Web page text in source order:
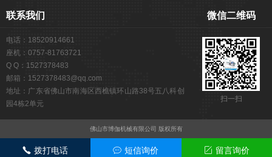
联系我们
电话：18520914661
座机：0757-81763721
Q Q：1527378483
邮箱：1527378483@qq.com
地址：广东省佛山市南海区西樵镇环山路38号五八科创
园4栋2单元
微信二维码
扫一扫
佛山市博伽机械有限公司 版权所有
拨打电话 短信询价 留言询价